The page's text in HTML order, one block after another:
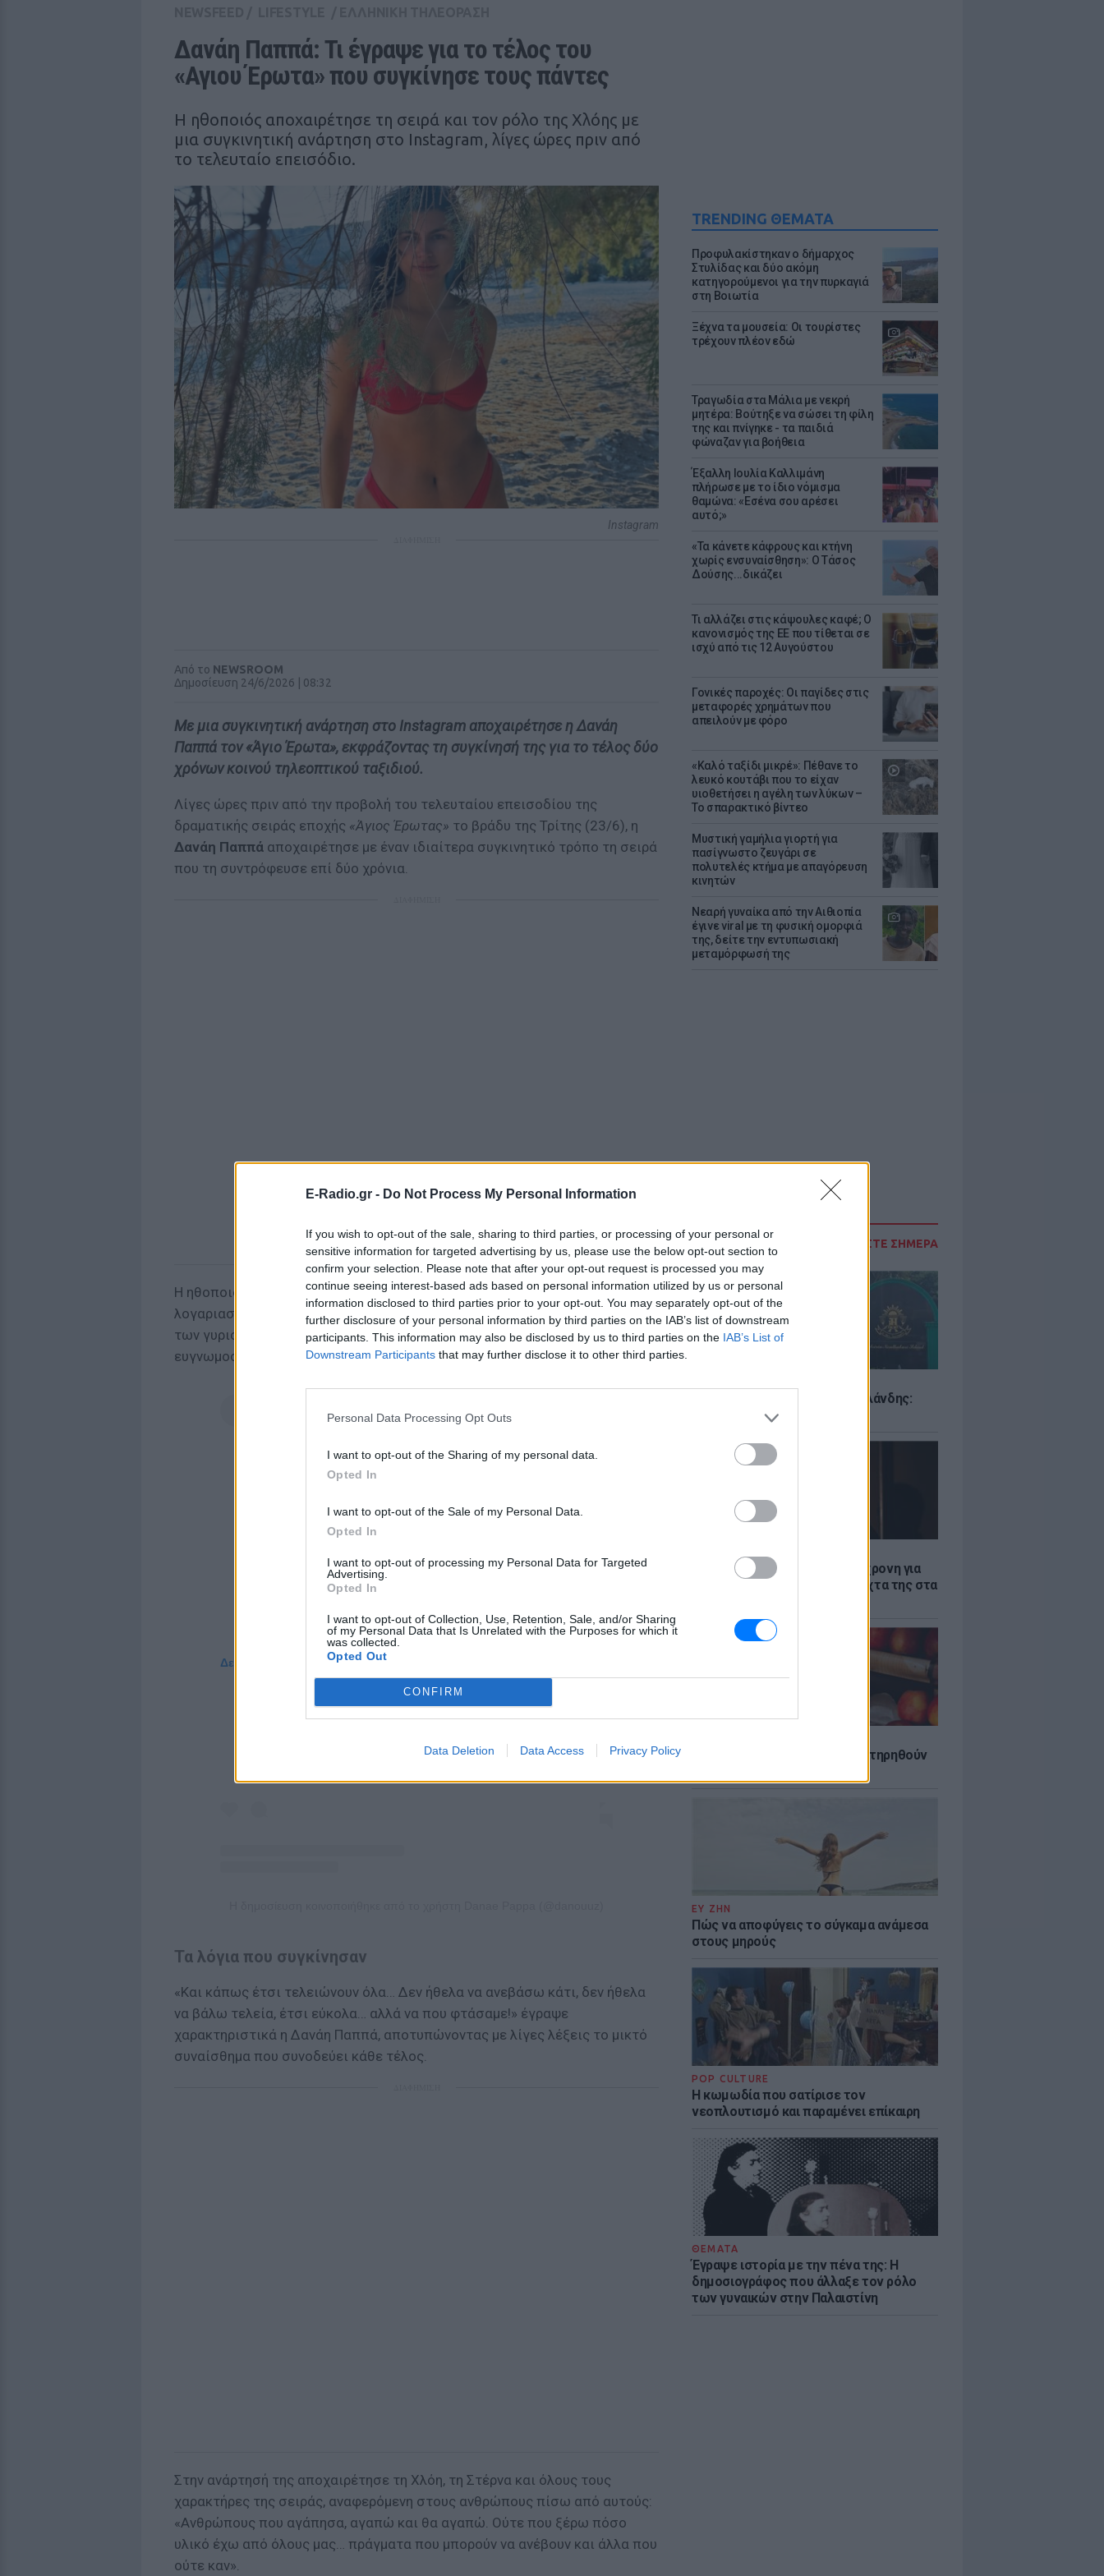
E-Radio.gr - Do Not Process My Personal Information
If you wish to opt-out of the sale, sharing to third parties, or processing of your personal or
sensitive information for targeted advertising by us, please use the below opt-out section to
confirm your selection. Please note that after your opt-out request is processed you may
continue seeing interest-based ads based on personal information utilized by us or personal
information disclosed to third parties prior to your opt-out. You may separately opt-out of the
further disclosure of your personal information by third parties on the IAB’s list of downstream
participants. This information may also be disclosed by us to third parties on the IAB’s List of
Downstream Participants that may further disclose it to other third parties.
Personal Data Processing Opt Outs
I want to opt-out of the Sharing of my personal data.
Opted In
I want to opt-out of the Sale of my Personal Data.
Opted In
I want to opt-out of processing my Personal Data for Targeted
Advertising.
Opted In
I want to opt-out of Collection, Use, Retention, Sale, and/or Sharing
of my Personal Data that Is Unrelated with the Purposes for which it
was collected.
Opted Out
CONFIRM
Data Deletion Data Access Privacy Policy
TRENDING ΘΕΜΑΤΑ
Προφυλακίστηκαν ο δήμαρχος
Στυλίδας και δύο ακόμη
κατηγορούμενοι για την πυρκαγιά
στη Βοιωτία
Ξέχνα τα μουσεία: Οι τουρίστες
τρέχουν πλέον εδώ
Τραγωδία στα Μάλια με νεκρή
μητέρα: Βούτηξε να σώσει τη φίλη
της και πνίγηκε - τα παιδιά
φώναζαν για βοήθεια
Έξαλλη Ιουλία Καλλιμάνη
πλήρωσε με το ίδιο νόμισμα
θαμώνα: «Εσένα σου αρέσει
αυτό;»
«Τα κάνετε κάφρους και κτήνη
χωρίς ενσυναίσθηση»: Ο Τάσος
Δούσης...δικάζει
Τι αλλάζει στις κάψουλες καφέ; Ο
κανονισμός της ΕΕ που τίθεται σε
ισχύ από τις 12 Αυγούστου
Γονικές παροχές: Οι παγίδες στις
μεταφορές χρημάτων που
απειλούν με φόρο
«Καλό ταξίδι μικρέ»: Πέθανε το
λευκό κουτάβι που το είχαν
υιοθετήσει η αγέλη των λύκων –
Το σπαρακτικό βίντεο
Μυστική γαμήλια γιορτή για
πασίγνωστο ζευγάρι σε
πολυτελές κτήμα με απαγόρευση
κινητών
Νεαρή γυναίκα από την Αιθιοπία
έγινε viral με τη φυσική ομορφιά
της, δείτε την εντυπωσιακή
μεταμόρφωσή της
ΔΙΑΒΑΣΤΕ ΣΗΜΕΡΑ
Μακελειό σε σχολείο της Ταϊλάνδης:
Μαθητής άνοιξε πυρ
Στον εισαγγελέα σήμερα η 46χρονη για
την επίθεση στη Marfin - η νύχτα της στα
6 φρούτα που μπορουν να διατηρηθούν
ΕΥ ΖΗΝ
Πώς να αποφύγεις το σύγκαμα ανάμεσα
στους μηρούς
POP CULTURE
Η κωμωδία που σατίρισε τον
νεοπλουτισμό και παραμένει επίκαιρη
ΘΕΜΑΤΑ
Έγραψε ιστορία με την πένα της: Η
δημοσιογράφος που άλλαξε τον ρόλο
των γυναικών στην Παλαιστίνη
Δανάη Παππά: Τι έγραψε για το τέλος του
«Αγιου Έρωτα» που συγκίνησε τους πάντες
Η ηθοποιός αποχαιρέτησε τη σειρά και τον ρόλο της Χλόης με
μια συγκινητική ανάρτηση στο Instagram, λίγες ώρες πριν από
το τελευταίο επεισόδιο.
Instagram
Από το NEWSROOM
Δημοσίευση 24/6/2026 | 08:32
Με μια συγκινητική ανάρτηση στο Instagram αποχαιρέτησε η Δανάη
Παππά τον «Άγιο Έρωτα», εκφράζοντας τη συγκίνησή της για το τέλος δύο
χρόνων κοινού τηλεοπτικού ταξιδιού.
Λίγες ώρες πριν από την προβολή του τελευταίου επεισοδίου της
δραματικής σειράς εποχής «Άγιος Έρωτας» το βράδυ της Τρίτης (23/6), η
Δανάη Παππά αποχαιρέτησε με έναν ιδιαίτερα συγκινητικό τρόπο τη σειρά
που τη συντρόφευσε επί δύο χρόνια.
Η ηθοποιός, που υποδύθηκε τηΧλόη, δημοσίευσε στον προσωπικό της
λογαριασμό στο
Instagram
φωτογραφίες και βίντεο από τα παρασκήνια
των γυρισμάτων, αφήνοντας ένα μήνυμα γεμάτο νοσταλγία και
ευγνωμοσύνη.
Δείτε αυτή τη δημοσίευση στο Instagram.
Τα λόγια που συγκίνησαν
«Και κάπως έτσι τελειώνουν όλα… Δεν ήθελα να ανεβάσω κάτι, δεν ήθελα
να βάλω τελεία, έτσι εύκολα… αλλά να που φτάσαμε!» έγραψε
χαρακτηριστικά η Δανάη Παππά, αποτυπώνοντας με λίγες λέξεις το μικτό
συναίσθημα που συνοδεύει κάθε τέλος.
Στην ανάρτησή της αποχαιρέτησε τη Χλόη, τη Στέρνα και όλους τους
χαρακτήρες της σειράς, αναφερόμενη στους ανθρώπους πίσω από αυτούς:
«Ανθρώπους που αγάπησα, αγαπώ και θα αγαπώ. Ούτε που ξέρω πόσο
υλικό έχω από όλους μας… πράγματα που μπορούν να ανέβουν και άλλα που
ούτε καν».